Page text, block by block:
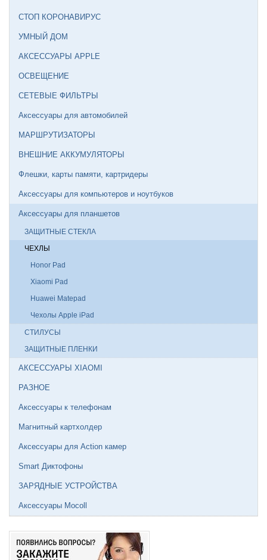
СТОП КОРОНАВИРУС
УМНЫЙ ДОМ
АКСЕССУАРЫ APPLE
ОСВЕЩЕНИЕ
СЕТЕВЫЕ ФИЛЬТРЫ
Аксессуары для автомобилей
МАРШРУТИЗАТОРЫ
ВНЕШНИЕ АККУМУЛЯТОРЫ
Флешки, карты памяти, картридеры
Аксессуары для компьютеров и ноутбуков
Аксессуары для планшетов
ЗАЩИТНЫЕ СТЕКЛА
ЧЕХЛЫ
Honor Pad
Xiaomi Pad
Huawei Matepad
Чехолы Apple iPad
СТИЛУСЫ
ЗАЩИТНЫЕ ПЛЕНКИ
АКСЕССУАРЫ XIAOMI
РАЗНОЕ
Аксессуары к телефонам
Магнитный картхолдер
Аксессуары для Action камер
Smart Диктофоны
ЗАРЯДНЫЕ УСТРОЙСТВА
Аксессуары Mocoll